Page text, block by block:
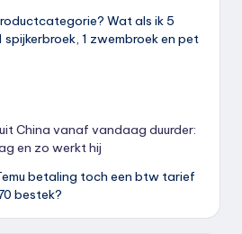
Wat als ik 5
1 zwembroek en pet
China vanaf vandaag duurder:
en zo werkt hij
betaling toch een btw tarief
bestek?